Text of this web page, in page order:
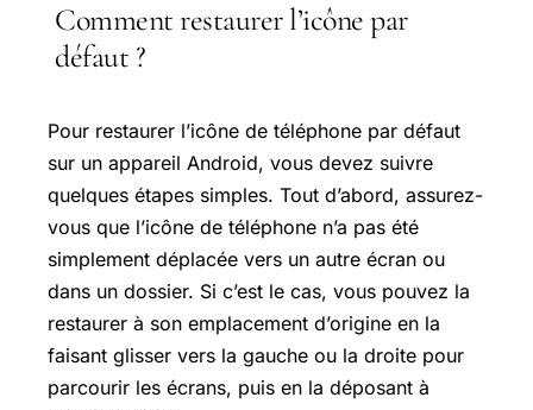
Comment restaurer l’icône par
défaut ?
Pour restaurer l’icône de téléphone par défaut
sur un appareil Android, vous devez suivre
quelques étapes simples. Tout d’abord, assurez-
vous que l’icône de téléphone n’a pas été
simplement déplacée vers un autre écran ou
dans un dossier. Si c’est le cas, vous pouvez la
restaurer à son emplacement d’origine en la
faisant glisser vers la gauche ou la droite pour
parcourir les écrans, puis en la déposant à